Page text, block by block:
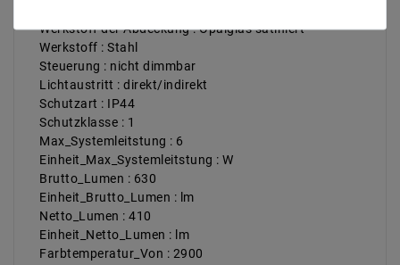
Werkstoff der Abdeckung : Opalglas satiniert
Werkstoff : Stahl
Steuerung : nicht dimmbar
Lichtaustritt : direkt/indirekt
Schutzart : IP44
Schutzklasse : 1
Max_Systemleitstung : 6
Einheit_Max_Systemleitstung : W
Brutto_Lumen : 630
Einheit_Brutto_Lumen : lm
Netto_Lumen : 410
Einheit_Netto_Lumen : lm
Farbtemperatur_Von : 2900